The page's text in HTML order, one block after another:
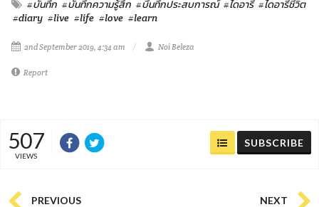
#บันทึก #บันทึกความรู้สึก #บึนทึกประสบการณ์ #ไดอารี่ #ไดอารี่ชีวิต
#diary #live #life #love #learn
2nd September 2019, 4:34 am Noi Beleza
Report
507
VIEWS
SUBSCRIBE
PREVIOUS NEXT